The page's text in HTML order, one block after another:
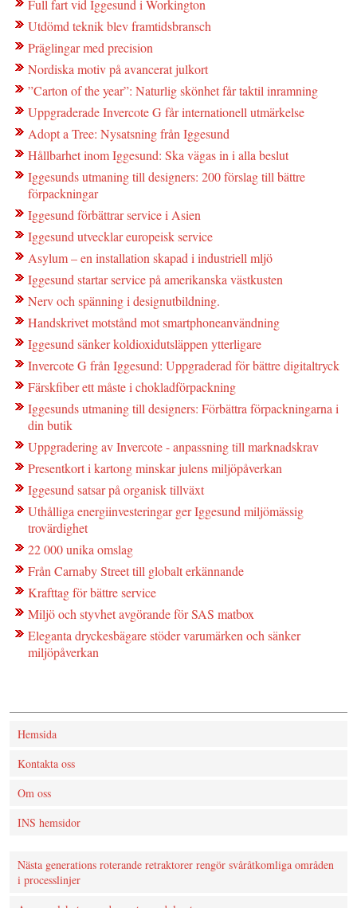
Full fart vid Iggesund i Workington
Utdömd teknik blev framtidsbransch
Präglingar med precision
Nordiska motiv på avancerat julkort
”Carton of the year”: Naturlig skönhet får taktil inramning
Uppgraderade Invercote G får internationell utmärkelse
Adopt a Tree: Nysatsning från Iggesund
Hållbarhet inom Iggesund: Ska vägas in i alla beslut
Iggesunds utmaning till designers: 200 förslag till bättre
förpackningar
Iggesund förbättrar service i Asien
Iggesund utvecklar europeisk service
Asylum – en installation skapad i industriell mljö
Iggesund startar service på amerikanska västkusten
Nerv och spänning i designutbildning.
Handskrivet motstånd mot smartphoneanvändning
Iggesund sänker koldioxidutsläppen ytterligare
Invercote G från Iggesund: Uppgraderad för bättre digitaltryck
Färskfiber ett måste i chokladförpackning
Iggesunds utmaning till designers: Förbättra förpackningarna i
din butik
Uppgradering av Invercote - anpassning till marknadskrav
Presentkort i kartong minskar julens miljöpåverkan
Iggesund satsar på organisk tillväxt
Uthålliga energiinvesteringar ger Iggesund miljömässig
trovärdighet
22 000 unika omslag
Från Carnaby Street till globalt erkännande
Krafttag för bättre service
Miljö och styvhet avgörande för SAS matbox
Eleganta dryckesbägare stöder varumärken och sänker
miljöpåverkan
Hemsida
Kontakta oss
Om oss
INS hemsidor
Nästa generations roterande retraktorer rengör svåråtkomliga områden
i processlinjer